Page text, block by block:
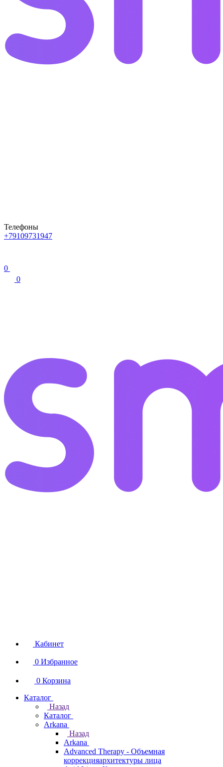
Телефоны
+79109731947
0
0
Кабинет
0 Избранное
0 Корзина
Каталог
Назад
Каталог
Arkana
Назад
Arkana
Advanced Therapy - Объемная
коррекцияархитектуры лица